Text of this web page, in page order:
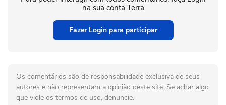
na sua conta Terra
Fazer Login para participar
Os comentários são de responsabilidade exclusiva de seus
autores e não representam a opinião deste site. Se achar algo
que viole os termos de uso, denuncie.